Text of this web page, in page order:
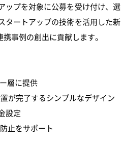
ップを対象に公募を受け付け、選
タートアップの技術を活用した新
事例の創出に貢献します。
層に提供
が完了するシンプルなデザイン
設定
止をサポート